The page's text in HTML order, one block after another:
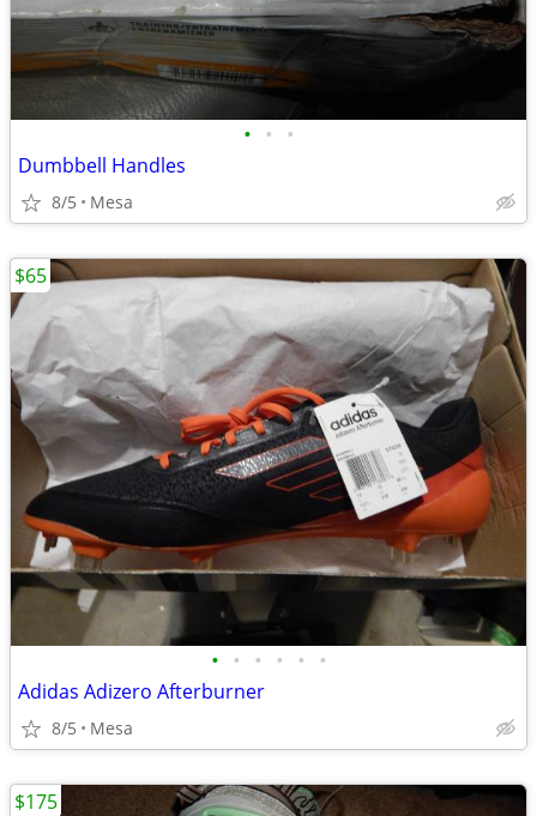
• • •
Dumbbell Handles
8/5 Mesa
• • • • • •
Adidas Adizero Afterburner
8/5 Mesa
$65
$175